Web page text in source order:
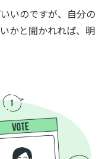
いのですが、自分の
かと聞かれれば、明